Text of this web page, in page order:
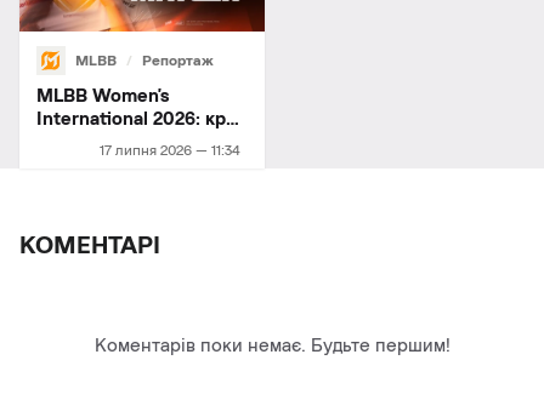
MLBB Репортаж
17 липня 2026 — 11:34
MLBB Women's
International 2026: крок
до фіналу
КОМЕНТАРІ
Коментарів поки немає. Будьте першим!